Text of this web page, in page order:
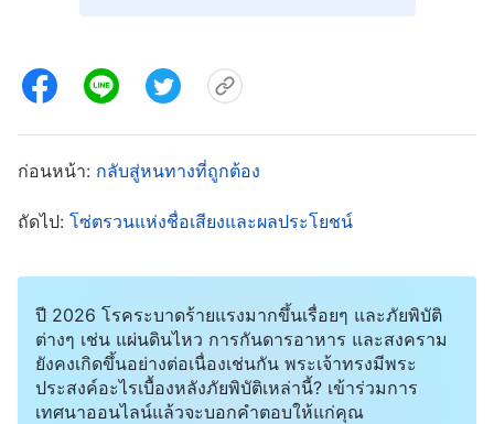
มีรอยยิ้มปรากฏขึ้นบนใบหน้าของพี่สาวหวัง หลังการ
สุขเลย ฉันอิจฉาพี่สาวหยาง คิดว่าเธอขโมยความ
รุ่งโรจน์ของฉันไป ฉันคิดว่า “ก่อนคุณมาเข้าร่วมการ
จากนั้นทุกคนก็เข้าร่วมสามัคคีธรรมกันอย่างมีความ
สุข แต่ฉันกลับไม่ได้อะไรเลย และรอแทบไม่ไหวที่จะ
ออกไปจากตรงนั้น
ก่อนหน้า: กลับสู่หนทางที่ถูกต้อง
ถัดไป: โซ่ตรวนแห่งชื่อเสียงและผลประโยชน์
ปี 2026 โรคระบาดร้ายแรงมากขึ้นเรื่อยๆ และภัยพิบัติ
ต่างๆ เช่น แผ่นดินไหว การกันดารอาหาร และสงคราม
ยังคงเกิดขึ้นอย่างต่อเนื่องเช่นกัน พระเจ้าทรงมีพระ
ประสงค์อะไรเบื้องหลังภัยพิบัติเหล่านี้? เข้าร่วมการ
เทศนาออนไลน์แล้วจะบอกคำตอบให้แก่คุณ